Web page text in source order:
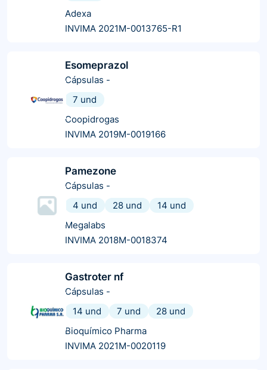
Adexa
INVIMA 2021M-0013765-R1
Esomeprazol
Cápsulas -
7 und
Coopidrogas
INVIMA 2019M-0019166
Pamezone
Cápsulas -
4 und
28 und
14 und
Megalabs
INVIMA 2018M-0018374
Gastroter nf
Cápsulas -
14 und
7 und
28 und
Bioquímico Pharma
INVIMA 2021M-0020119